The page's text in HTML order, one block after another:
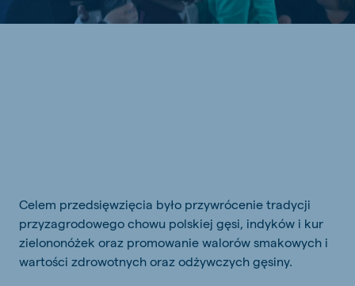
Celem przedsięwzięcia było przywrócenie tradycji
przyzagrodowego chowu polskiej gęsi, indyków i kur
zielononóżek oraz promowanie walorów smakowych i
wartości zdrowotnych oraz odżywczych gęsiny.